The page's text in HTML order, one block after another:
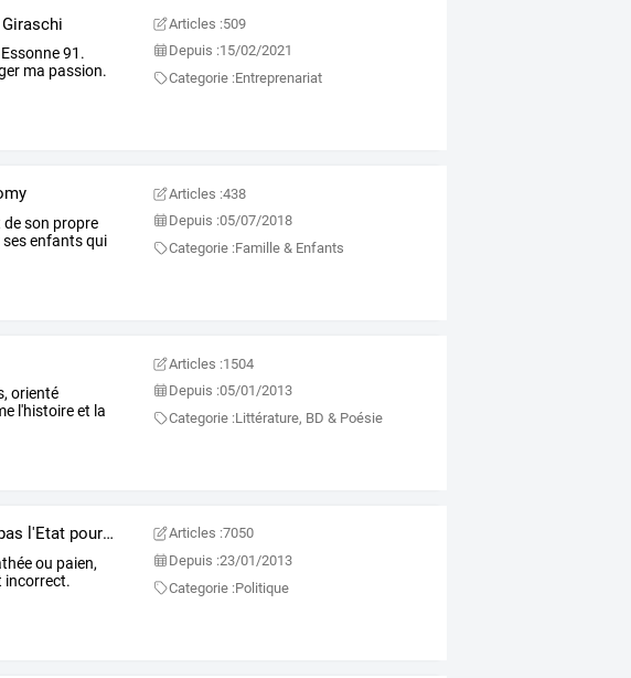
Essonne91.
ma passion.
Articles :509
Depuis :15/02/2021
Categorie :Entreprenariat
deson propre
sesenfantsqui
Articles :438
Depuis :05/07/2018
Categorie :Famille & Enfants
orienté
l'histoire et la
Articles :1504
Depuis :05/01/2013
Categorie :Littérature, BD & Poésie
La vie serait belle s'il n'y avait pas l'Etat pour nous la gâcher
ou paien,
incorrect.
Articles :7050
Depuis :23/01/2013
Categorie :Politique